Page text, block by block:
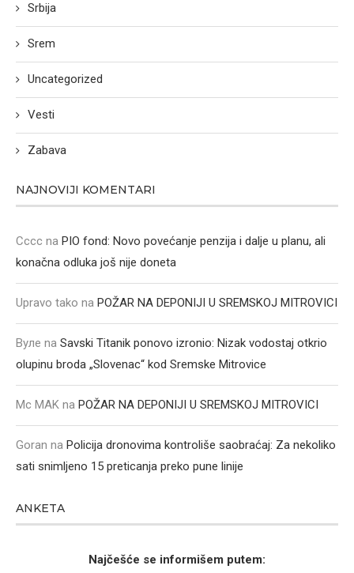
Srbija
Srem
Uncategorized
Vesti
Zabava
NAJNOVIJI KOMENTARI
Cccc na PIO fond: Novo povećanje penzija i dalje u planu, ali
konačna odluka još nije doneta
Upravo tako na POŽAR NA DEPONIJI U SREMSKOJ MITROVICI
Вуле na Savski Titanik ponovo izronio: Nizak vodostaj otkrio
olupinu broda „Slovenac“ kod Sremske Mitrovice
Mc MAK na POŽAR NA DEPONIJI U SREMSKOJ MITROVICI
Goran na Policija dronovima kontroliše saobraćaj: Za nekoliko
sati snimljeno 15 preticanja preko pune linije
ANKETA
Najčešće se informišem putem: